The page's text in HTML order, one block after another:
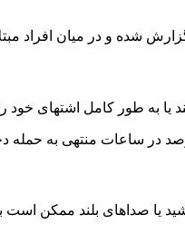
یا به طور کامل اشتهای خود
یا صداهای بلند ممکن است